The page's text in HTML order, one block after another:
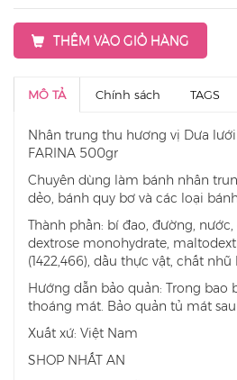
THÊM VÀO GIỎ HÀNG
MÔ TẢ Chính sách TAGS
Nhân trung thu hương vị Dưa
FARINA 500gr
Chuyên dùng làm bánh nhân
dẻo, bánh quy bơ và các loại
Thành phần: bí đao, đường,
dextrose monohydrate,
(1422,466), dầu thực vật, chất nhũ
Hướng dẫn bảo quản: Trong bao
thoáng mát. Bảo quản tủ mát
Xuất xứ: Việt Nam
SHOP NHẤT AN